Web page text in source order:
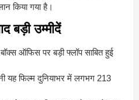
किया गया है।
बड़ी उम्मीदें
ऑफिस पर बड़ी फ्लॉप साबित हुई
यह फिल्म दुनियाभर में लगभग 213